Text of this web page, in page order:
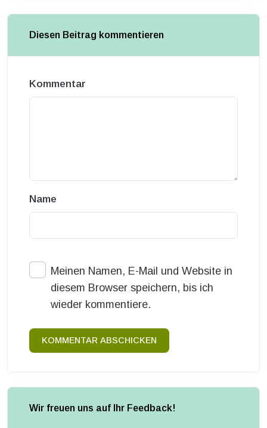
Diesen Beitrag kommentieren
Kommentar
Name
Meinen Namen, E-Mail und Website in
diesem Browser speichern, bis ich
wieder kommentiere.
KOMMENTAR ABSCHICKEN
Wir freuen uns auf Ihr Feedback!